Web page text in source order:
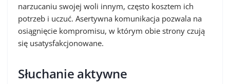
narzucaniu swojej woli innym, często kosztem ich
potrzeb i uczuć. Asertywna komunikacja pozwala na
osiągnięcie kompromisu, w którym obie strony czują
się usatysfakcjonowane.
Słuchanie aktywne